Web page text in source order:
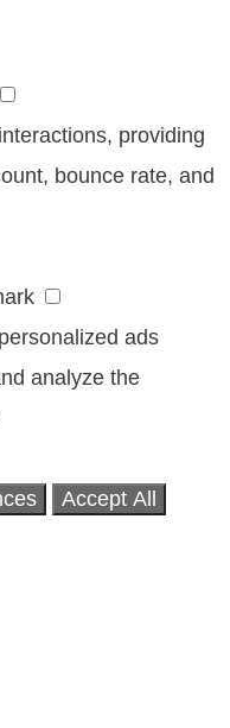
providing
bounce rate, and
ads
analyze the
Accept All